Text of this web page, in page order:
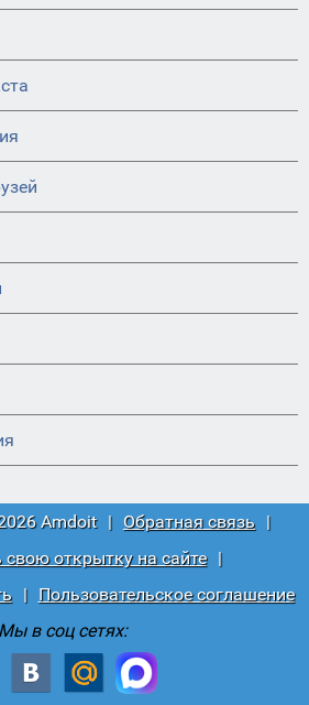
Amdoit | Обратная связь |
свою открытку на сайте
|
|
Пользовательское соглашение
Мы в соц сетях: